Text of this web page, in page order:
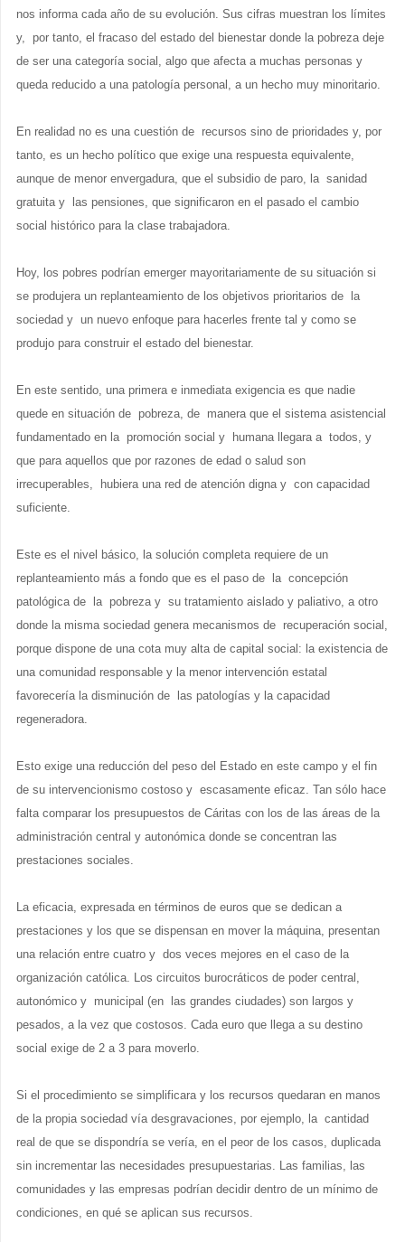
nos informa cada año de su evolución. Sus cifras muestran los límites
y, por tanto, el fracaso del estado del bienestar donde la pobreza deje
de ser una categoría social, algo que afecta a muchas personas y
queda reducido a una patología personal, a un hecho muy minoritario.
En realidad no es una cuestión de recursos sino de prioridades y, por
tanto, es un hecho político que exige una respuesta equivalente,
aunque de menor envergadura, que el subsidio de paro, la sanidad
gratuita y las pensiones, que significaron en el pasado el cambio
social histórico para la clase trabajadora.
Hoy, los pobres podrían emerger mayoritariamente de su situación si
se produjera un replanteamiento de los objetivos prioritarios de la
sociedad y un nuevo enfoque para hacerles frente tal y como se
produjo para construir el estado del bienestar.
En este sentido, una primera e inmediata exigencia es que nadie
quede en situación de pobreza, de manera que el sistema asistencial
fundamentado en la promoción social y humana llegara a todos, y
que para aquellos que por razones de edad o salud son
irrecuperables, hubiera una red de atención digna y con capacidad
suficiente.
Este es el nivel básico, la solución completa requiere de un
replanteamiento más a fondo que es el paso de la concepción
patológica de la pobreza y su tratamiento aislado y paliativo, a otro
donde la misma sociedad genera mecanismos de recuperación social,
porque dispone de una cota muy alta de capital social: la existencia de
una comunidad responsable y la menor intervención estatal
favorecería la disminución de las patologías y la capacidad
regeneradora.
Esto exige una reducción del peso del Estado en este campo y el fin
de su intervencionismo costoso y escasamente eficaz. Tan sólo hace
falta comparar los presupuestos de Cáritas con los de las áreas de la
administración central y autonómica donde se concentran las
prestaciones sociales.
La eficacia, expresada en términos de euros que se dedican a
prestaciones y los que se dispensan en mover la máquina, presentan
una relación entre cuatro y dos veces mejores en el caso de la
organización católica. Los circuitos burocráticos de poder central,
autonómico y municipal (en las grandes ciudades) son largos y
pesados, a la vez que costosos. Cada euro que llega a su destino
social exige de 2 a 3 para moverlo.
Si el procedimiento se simplificara y los recursos quedaran en manos
de la propia sociedad vía desgravaciones, por ejemplo, la cantidad
real de que se dispondría se vería, en el peor de los casos, duplicada
sin incrementar las necesidades presupuestarias. Las familias, las
comunidades y las empresas podrían decidir dentro de un mínimo de
condiciones, en qué se aplican sus recursos.